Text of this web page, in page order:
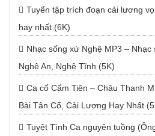
Tuyển tập trích đoạn cải lương
hay nhất (6K)
Nhạc sống xứ Nghệ MP3 – Nhạc
Nghệ An, Nghệ Tĩnh (5K)
Ca cổ Cẩm Tiên – Châu Thanh
Bài Tân Cổ, Cải Lương Hay Nhất
Tuyệt Tình Ca nguyên tuồng